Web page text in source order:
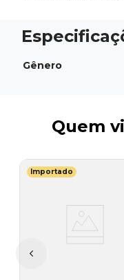
Gênero
Quem
Importado